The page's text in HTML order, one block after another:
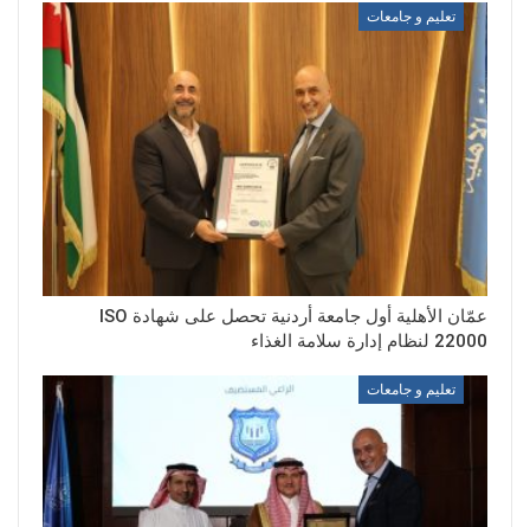
تعليم و جامعات
عمّان الأهلية أول جامعة أردنية تحصل على شهادة ISO
22000 لنظام إدارة سلامة الغذاء
تعليم و جامعات